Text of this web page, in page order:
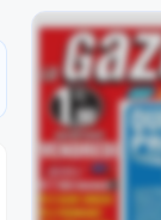
AOÛT 1, 2026 15
Mister
ans, sur le
JUILLET 31,
Nelliedonado
elle a